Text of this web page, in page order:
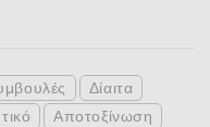
Δίαιτα
Αποτοξίνωση